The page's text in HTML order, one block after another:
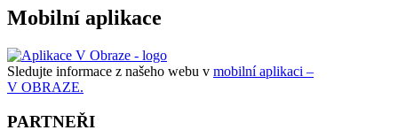
Mobilní aplikace
Sledujte informace z našeho webu v mobilní aplikaci –
V OBRAZE.
PARTNEŘI